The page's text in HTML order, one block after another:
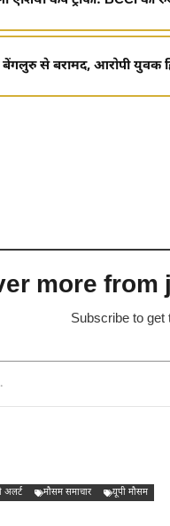
बेंगलुरु से बरामद, आरोपी युवक
more from
Subscribe to get
अलर्ट मौसम समाचार यूपी मौसम